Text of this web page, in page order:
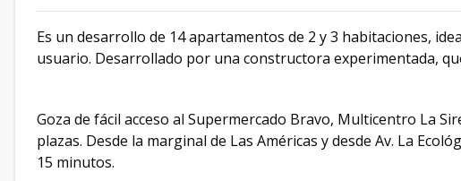
Es un desarrollo de 14 apartamentos de 2 y 3 habitaciones,
usuario. Desarrollado por una constructora experimentada,
Goza de fácil acceso al Supermercado Bravo, Multicentro La
plazas. Desde la marginal de Las Américas y desde Av. La
15 minutos.